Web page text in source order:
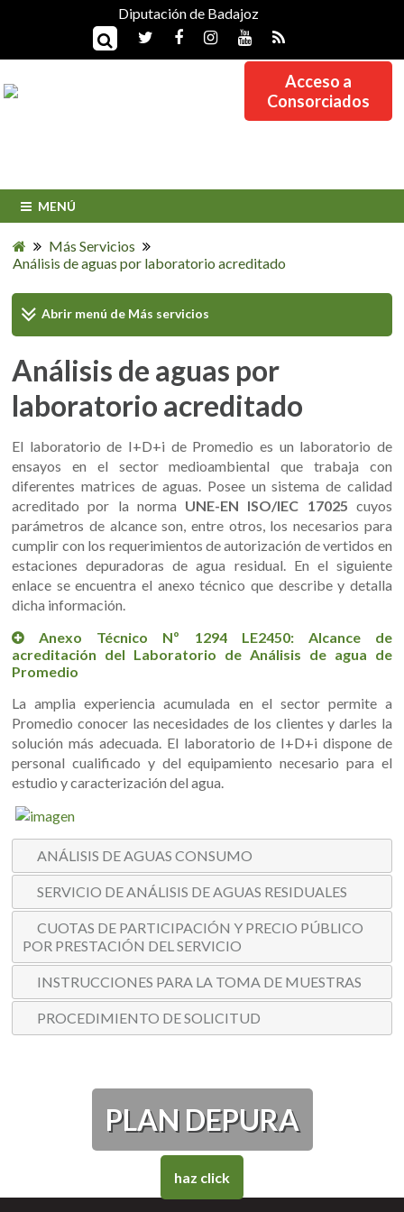
Diputación de Badajoz
Acceso a
Consorciados
MENÚ
Más Servicios
Análisis de aguas por laboratorio acreditado
Análisis de aguas por
laboratorio acreditado
El laboratorio de I+D+i de Promedio es un laboratorio de
ensayos en el sector medioambiental que trabaja con
diferentes matrices de aguas. Posee un sistema de calidad
acreditado por la norma UNE-EN ISO/IEC 17025 cuyos
parámetros de alcance son, entre otros, los necesarios para
cumplir con los requerimientos de autorización de vertidos en
estaciones depuradoras de agua residual. En el siguiente
enlace se encuentra el anexo técnico que describe y detalla
dicha información.
Anexo Técnico Nº 1294 LE2450: Alcance de
acreditación del Laboratorio de Análisis de agua de
Promedio
La amplia experiencia acumulada en el sector permite a
Promedio conocer las necesidades de los clientes y darles la
solución más adecuada. El laboratorio de I+D+i dispone de
personal cualificado y del equipamiento necesario para el
estudio y caracterización del agua.
ANÁLISIS DE AGUAS CONSUMO
SERVICIO DE ANÁLISIS DE AGUAS RESIDUALES
CUOTAS DE PARTICIPACIÓN Y PRECIO PÚBLICO
POR PRESTACIÓN DEL SERVICIO
INSTRUCCIONES PARA LA TOMA DE MUESTRAS
PROCEDIMIENTO DE SOLICITUD
Abrir menú de Más servicios
PLAN DEPURA
haz click